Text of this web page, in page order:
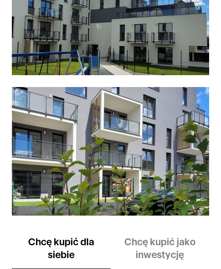
Chcę kupić dla
siebie
Chcę kupić jako
inwestycję